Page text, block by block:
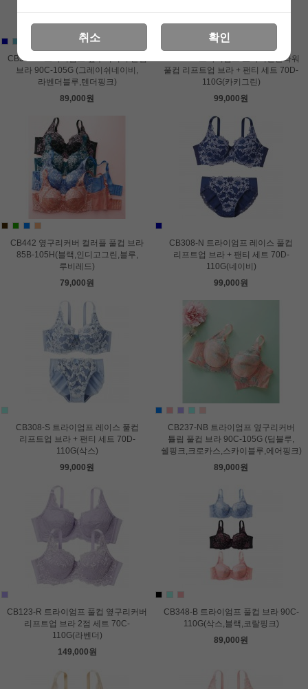
CB507-B 트라이엄프 옆구리커버 풀컵
브라 90C-105G (그레이쉬네이비,
라벤더블루,텐더핑크)
89,000원
CB229-K 트라이엄프 보타니컬플라워
풀컵 리프트업 브라 + 팬티 세트 70D-
110G(카키그린)
99,000원
CB442 옆구리커버 컬러플 풀컵 브라
85B-105H(블랙,인디고그린,블루,
루비레드)
79,000원
CB308-N 트라이엄프 레이스 풀컵
리프트업 브라 + 팬티 세트 70D-
110G(네이비)
99,000원
CB308-S 트라이엄프 레이스 풀컵
리프트업 브라 + 팬티 세트 70D-
110G(삭스)
99,000원
CB237-NB 트라이엄프 옆구리커버
튤립 풀컵 브라 90C-105G (딥블루,
쉘핑크,크로카스,스카이블루,에어핑크)
89,000원
CB123-R 트라이엄프 풀컵 옆구리커버
리프트업 브라 2점 세트 70C-
110G(라벤더)
149,000원
CB348-B 트라이엄프 풀컵 브라 90C-
110G(삭스,블랙,코랄핑크)
89,000원
취소 확인